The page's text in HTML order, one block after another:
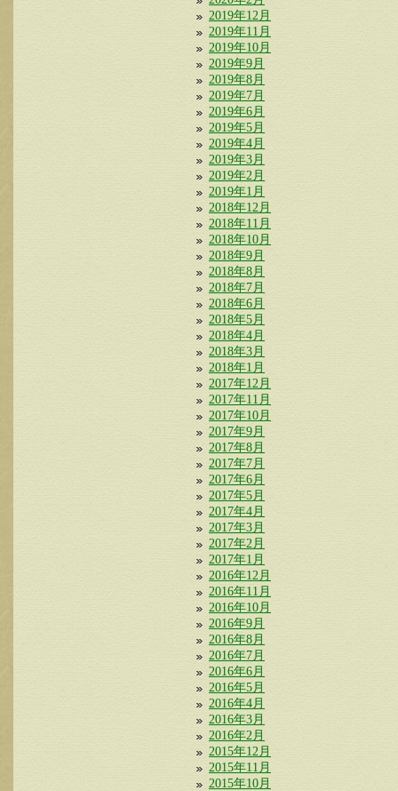
2019年12月
2019年11月
2019年10月
2019年9月
2019年8月
2019年7月
2019年6月
2019年5月
2019年4月
2019年3月
2019年2月
2019年1月
2018年12月
2018年11月
2018年10月
2018年9月
2018年8月
2018年7月
2018年6月
2018年5月
2018年4月
2018年3月
2018年1月
2017年12月
2017年11月
2017年10月
2017年9月
2017年8月
2017年7月
2017年6月
2017年5月
2017年4月
2017年3月
2017年2月
2017年1月
2016年12月
2016年11月
2016年10月
2016年9月
2016年8月
2016年7月
2016年6月
2016年5月
2016年4月
2016年3月
2016年2月
2015年12月
2015年11月
2015年10月